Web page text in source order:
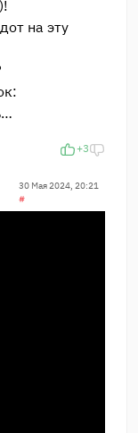
на эту
+3
30 Мая 2024, 20:21
#